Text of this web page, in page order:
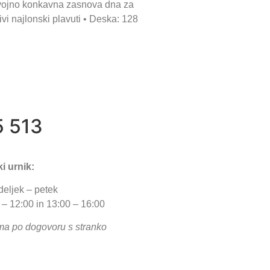
konkavna zasnova dna za
najlonski plavuti • Deska: 128
513
urnik:
– petek
12:00 in 13:00 – 16:00
po dogovoru s stranko